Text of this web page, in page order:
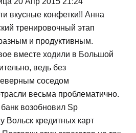
вкусные конфетки!! Анна
тренировочный этап
и продуктивным.
вместе ходили в Большой
ведь без
соседом
весьма проблематично.
возобновил Sp
Вольск кредитных карт